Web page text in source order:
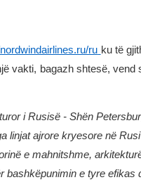
ru ku të
vakti, bagazh shtesë, vend
i Rusisë - Shën
linjat ajrore kryesore në
e mahnitshme,
e tyre efikas